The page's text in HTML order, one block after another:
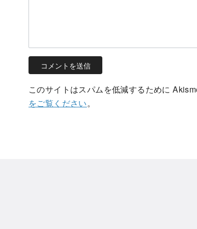
このサイトはスパムを低減するために
をご覧ください。